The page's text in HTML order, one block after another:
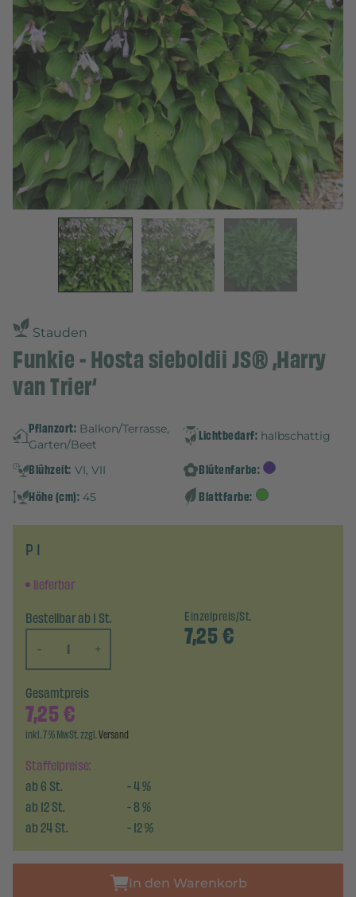
Stauden
Funkie - Hosta sieboldii JS® ‚Harry
van Trier‘
Pflanzort: Balkon/Terrasse,
Garten/Beet
Lichtbedarf: halbschattig
Blühzeit: VI, VII
Blütenfarbe:
Höhe (cm): 45 Blattfarbe:
P 1
lieferbar
Bestellbar ab 1 St.
-
+
Einzelpreis/St.
7,25€
Staffelpreise:
ab6St. -4%
ab12St. -8%
ab24St. -12%
Gesamtpreis
7,25€
inkl. 7 % MwSt. zzgl.Versand
In den Warenkorb